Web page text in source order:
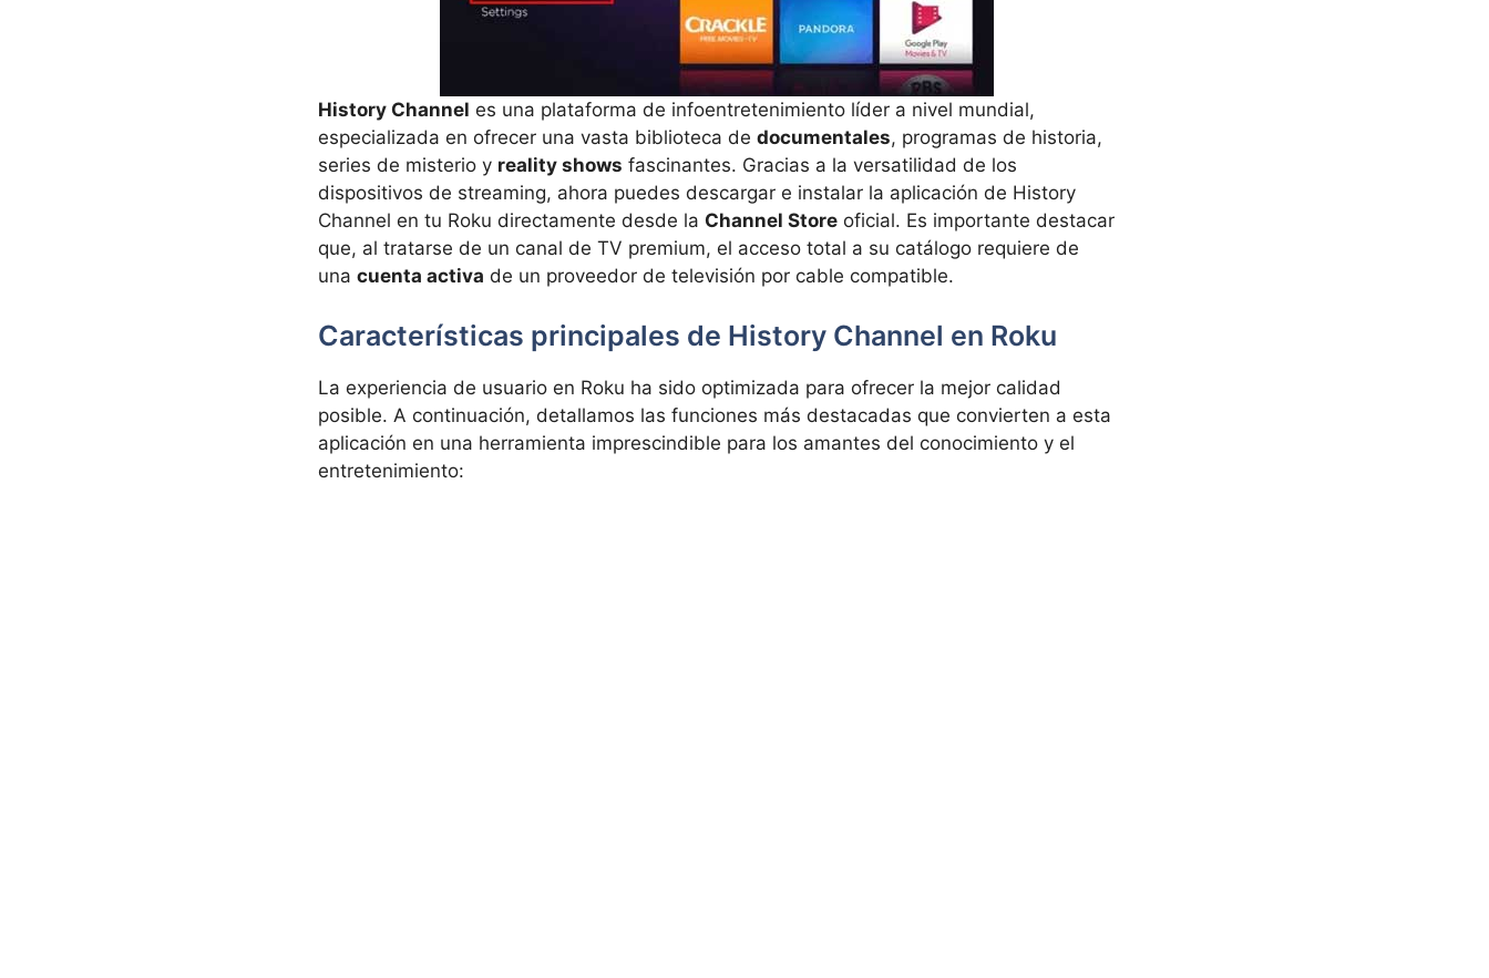
History Channel es una plataforma de infoentretenimiento líder a nivel mundial,
especializada en ofrecer una vasta biblioteca de documentales, programas de historia,
series de misterio y reality shows fascinantes. Gracias a la versatilidad de los
dispositivos de streaming, ahora puedes descargar e instalar la aplicación de History
Channel en tu Roku directamente desde la Channel Store oficial. Es importante destacar
que, al tratarse de un canal de TV premium, el acceso total a su catálogo requiere de
una cuenta activa de un proveedor de televisión por cable compatible.
Características principales de History Channel en Roku
La experiencia de usuario en Roku ha sido optimizada para ofrecer la mejor calidad
posible. A continuación, detallamos las funciones más destacadas que convierten a esta
aplicación en una herramienta imprescindible para los amantes del conocimiento y el
entretenimiento: